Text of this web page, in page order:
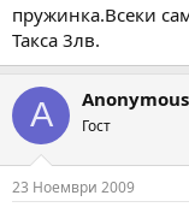
пружинка.Всеки
Такса 3лв.
A Anonymous
Гост
23 Ноември 2009